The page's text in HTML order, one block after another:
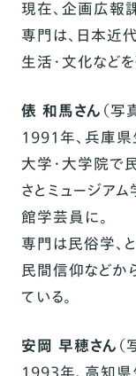
現在、企画広報
専門は、日本近
生活・文化など
俵 和馬さん （写
1991年、兵庫県
大学・大学院で
さとミュージア
館学芸員に。
専門は民俗学、
民間信仰などか
ている。
安岡 早穂さん